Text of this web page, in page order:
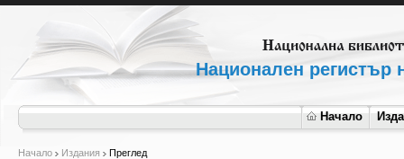
Национален регистър
Начало
Начало Издания Преглед